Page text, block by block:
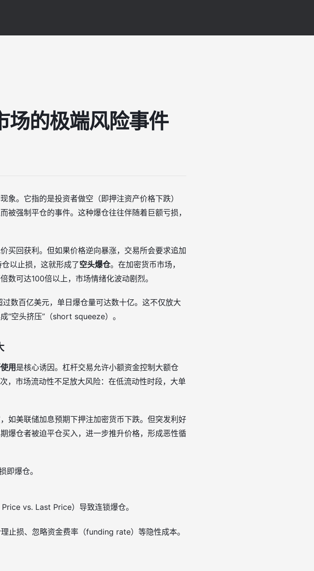
场的极端风险事件
象。它指的是投资者做空（即押注资产价格下跌）
强制平仓的事件。这种爆仓往往伴随着巨额亏损，
买回获利。但如果价格逆向暴涨，交易所会要求追加
以止损，这就形成了空头爆仓。在加密货币市场，
数可达100倍以上，市场情绪化波动剧烈。
过数百亿美元，单日爆仓量可达数十亿。这不仅放大
“空头挤压”（short squeeze）。
用 是核心诱因。杠杆交易允许小额资金控制大额仓
，市场流动性不足放大风险：在低流动性时段，大单
如美联储加息预期下押注加密货币下跌。但突发利好
爆仓者被迫平仓买入，进一步推升价格，形成恶性循
即爆仓。
vs. Last Price）导致连锁爆仓。
止损、忽略资金费率（funding rate）等隐性成本。